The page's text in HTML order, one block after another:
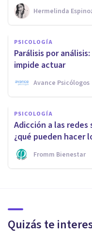
Hermelinda
PSICOLOGÍA
Parálisis por
impide actuar
Avance Psicólogos
PSICOLOGÍA
Adicción a las
¿qué pueden hacer
Fromm Bienestar
Quizás te